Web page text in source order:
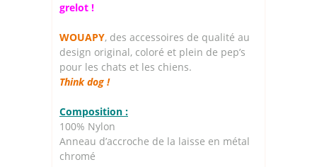
grelot !
WOUAPY, des accessoires de qualité au
design original, coloré et plein de pep’s
pour les chats et les chiens.
Think dog !
Composition :
100% Nylon
Anneau d’accroche de la laisse en métal
chromé